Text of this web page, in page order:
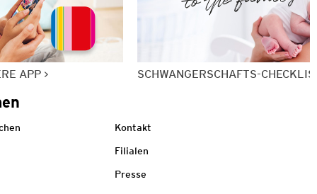
APP SCHWANGERSCHAFTS-
Kontakt
Filialen
Presse